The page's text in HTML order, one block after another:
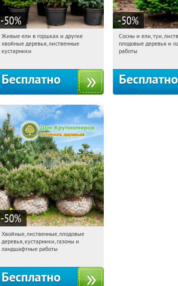
-50%
01:27:17 Получили:
Московская обл., г. Химки,
Живые ели в горшках и другие
хвойные деревья, лиственные
кустарники
Бесплатно
-50%
01:27:17
Московская обл., г.
Сосны и ели, туи,
плодовые деревья и
работы
Бесплатно
-50%
01:27:17 Получили:
Павелецкая
Угрешская
Хвойные, лиственные, плодовые
деревья, кустарники, газоны и
ландшафтные работы
Бесплатно